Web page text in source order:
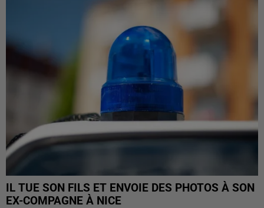
IL TUE SON FILS ET ENVOIE DES PHOTOS À SON
EX-COMPAGNE À NICE